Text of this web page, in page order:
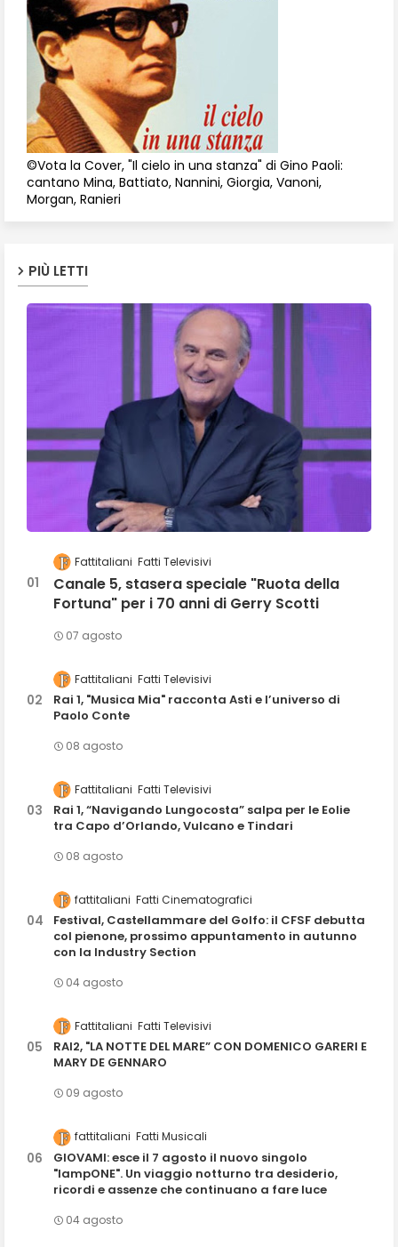
©Vota la Cover, "Il cielo in una stanza" di Gino Paoli:
cantano Mina, Battiato, Nannini, Giorgia, Vanoni,
Morgan, Ranieri
PIÙ LETTI
Fattitaliani Fatti Televisivi
Canale 5, stasera speciale "Ruota della
Fortuna" per i 70 anni di Gerry Scotti
07 agosto
Fattitaliani Fatti Televisivi
Rai 1, "Musica Mia" racconta Asti e l’universo di
Paolo Conte
08 agosto
Fattitaliani Fatti Televisivi
Rai 1, “Navigando Lungocosta” salpa per le Eolie
tra Capo d’Orlando, Vulcano e Tindari
08 agosto
fattitaliani Fatti Cinematografici
Festival, Castellammare del Golfo: il CFSF debutta
col pienone, prossimo appuntamento in autunno
con la Industry Section
04 agosto
Fattitaliani Fatti Televisivi
RAI2, "LA NOTTE DEL MARE” CON DOMENICO GARERI E
MARY DE GENNARO
09 agosto
fattitaliani Fatti Musicali
GIOVAMI: esce il 7 agosto il nuovo singolo
"lampONE". Un viaggio notturno tra desiderio,
ricordi e assenze che continuano a fare luce
04 agosto